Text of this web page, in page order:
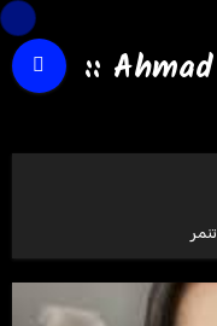
تنمر